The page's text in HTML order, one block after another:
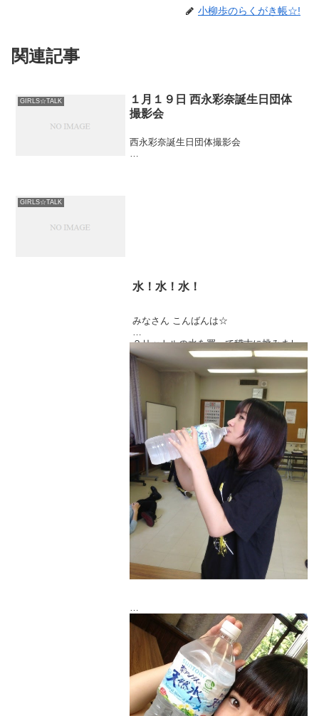
小柳歩のらくがき帳☆!
関連記事
GIRLS☆TALK
１月１９日 西永彩奈誕生日団体
撮影会
西永彩奈誕生日団体撮影会
２部 １１時４０～１２時５５ ７５
分 定員６ 残り2人
３部 １３時１０～１４時２５ ７５
４部 １５時２０～１６時３５（ラスト
１０分間プチ誕生日会）７５分 定員６
残り１人
５部 １６時５０～１８時０５ ７５
分 定員６ 残り２人
６部 １８時２０～１９時３５ ７５
分 定員６ 残り３人
【料金】７０００円 通し割引一部につ
き５００円（例２部１０００円5部2500
円）
【場所】秋葉原の某スタジオです。当日
ご参加の方に直接お知らせします。
ご予約は
①お名前（本名）
②携帯電話番号
③予約希望の部の番号を明記して
nishinagaayana_pc@yahoo.co.jp
までよろしくお願いいたします。お問い
GIRLS☆TALK
水！水！水！
みなさん こんばんは☆
２リットルの水を買って稽古に挑みまし
た西永です。
ごくごくごく。
やっぱり大きい！飲み応えがあります( ´
▽ ` )ﾉ